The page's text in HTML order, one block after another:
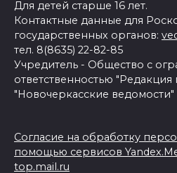
Для детей старше 16 лет.
Контактные данные для
государственных органов:
тел. 8(8635) 22-82-85
Учредитель - Общество с
ответственностью "Редакция
"Новочеркасские ведомости"
Согласие на обработку
помощью сервисов
top.mail.ru